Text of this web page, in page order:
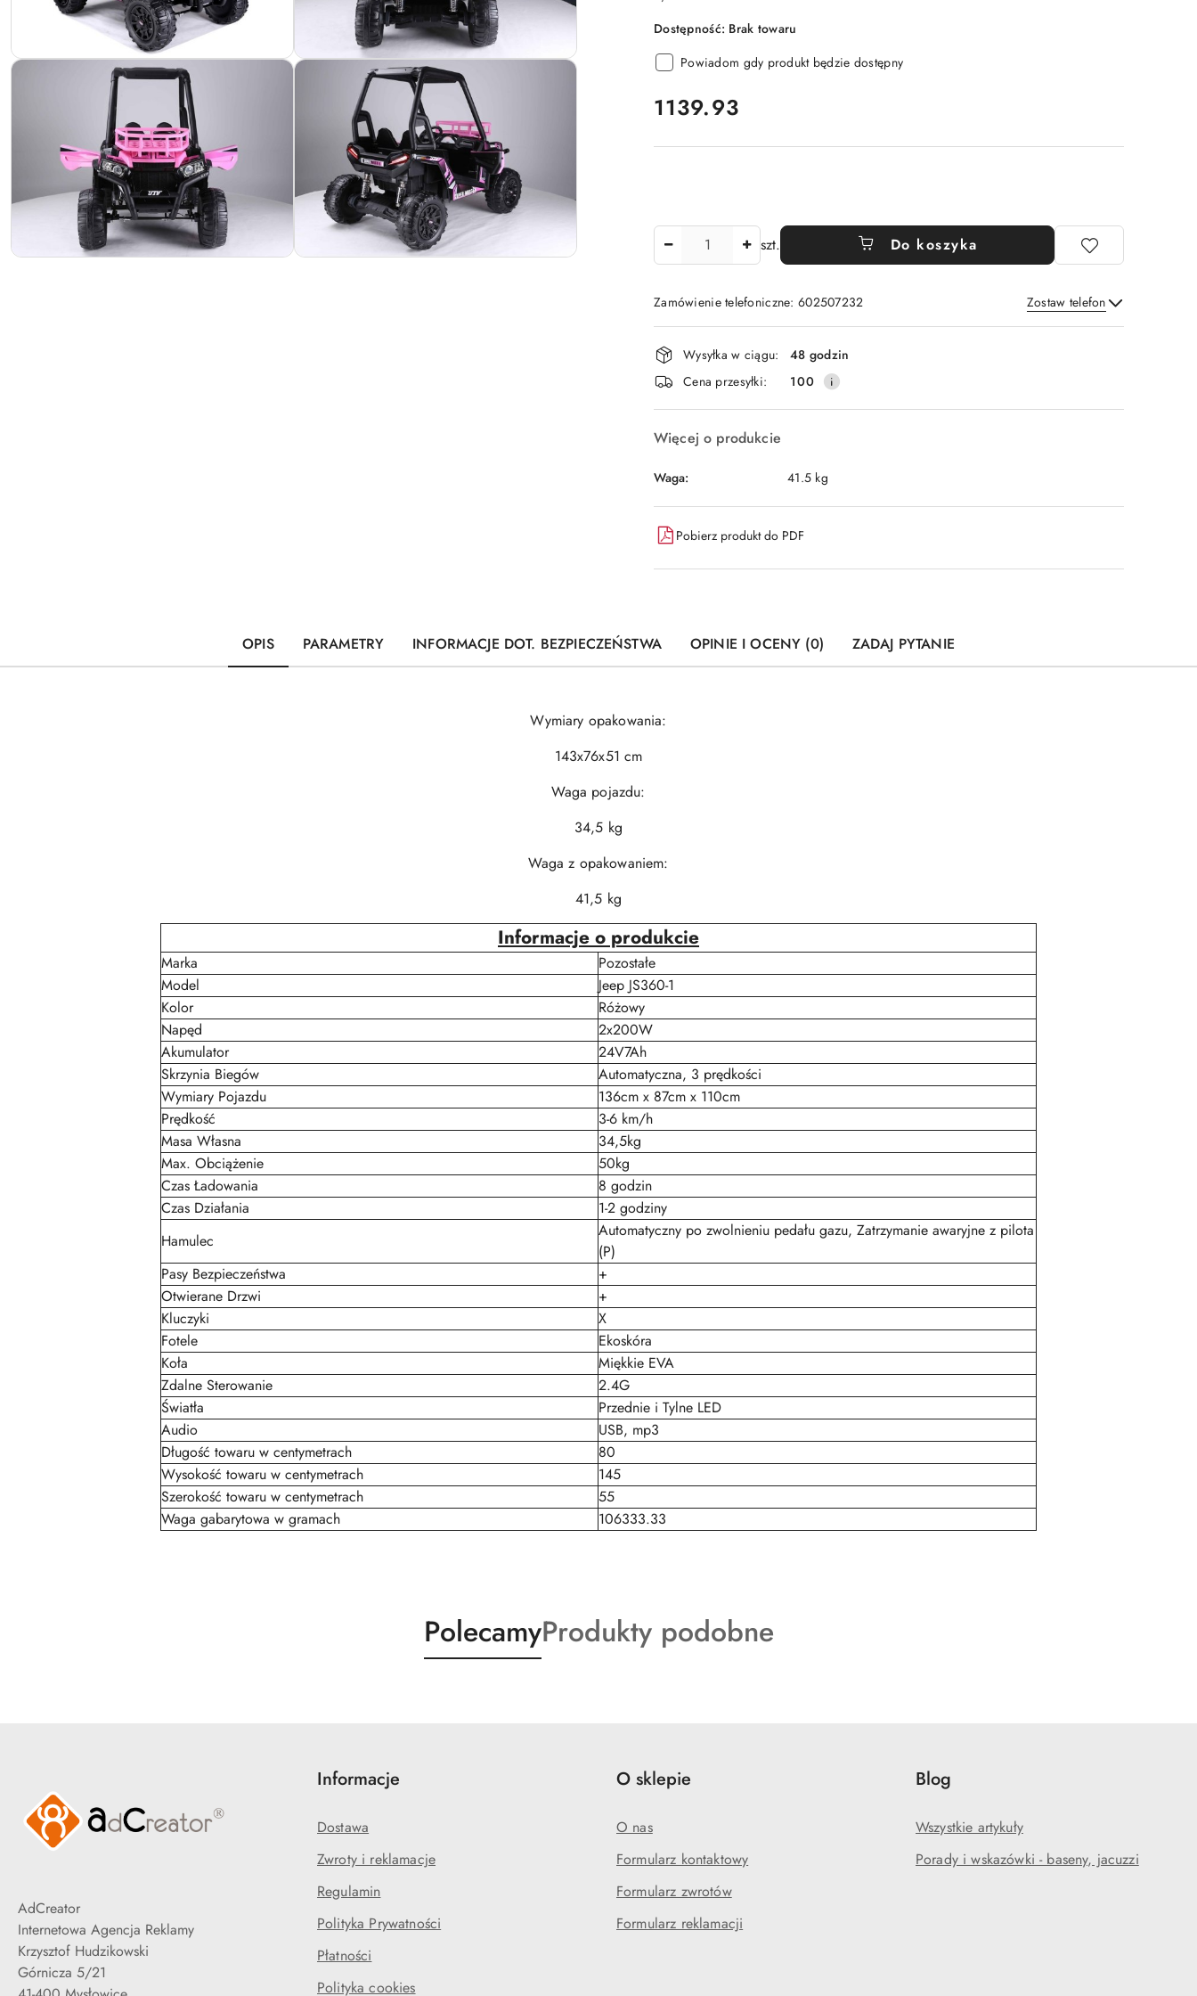
Dostępność: Brak towaru
Powiadom gdy produkt będzie dostępny
cena:
1139.93
szt. Do koszyka
Zamówienie telefoniczne: 602507232 Zostaw telefon
Wyślij
Dostępność
i
dostawa
Wysyłka w ciągu:
48 godzin
Cena przesyłki:
100
Więcej o produkcie
Waga: 41.5 kg
Pobierz produkt do PDF
OPIS PARAMETRY INFORMACJE DOT. BEZPIECZEŃSTWA OPINIE I OCENY (0) ZADAJ PYTANIE
Wymiary opakowania:
143x76x51 cm
Waga pojazdu:
34,5 kg
Waga z opakowaniem:
41,5 kg
Informacje o produkcie
Marka
Pozostałe
Model
Jeep JS360-1
Kolor
Różowy
Napęd
2x200W
Akumulator
24V7Ah
Skrzynia Biegów
Automatyczna, 3 prędkości
Wymiary Pojazdu
136cm x 87cm x 110cm
Prędkość
3-6 km/h
Masa Własna
34,5kg
Max. Obciążenie
50kg
Czas Ładowania
8 godzin
Czas Działania
1-2 godziny
Hamulec
Automatyczny po zwolnieniu pedału gazu, Zatrzymanie awaryjne z pilota
(P)
Pasy Bezpieczeństwa
+
Otwierane Drzwi
+
Kluczyki
X
Fotele
Ekoskóra
Koła
Miękkie EVA
Zdalne Sterowanie
2.4G
Światła
Przednie i Tylne LED
Audio
USB, mp3
Długość towaru w centymetrach
80
Wysokość towaru w centymetrach
145
Szerokość towaru w centymetrach
55
Waga gabarytowa w gramach
106333.33
Produkty
o
PolecamyProdukty
o
Produkty podobne
AdCreator
Internetowa Agencja Reklamy
Krzysztof Hudzikowski
Górnicza 5/21
Informacje
Dostawa
Zwroty i reklamacje
Regulamin
Polityka Prywatności
Płatności
Polityka cookies
O sklepie
O nas
Formularz kontaktowy
Formularz zwrotów
Formularz reklamacji
Blog
Wszystkie artykuły
Porady i wskazówki - baseny, jacuzzi